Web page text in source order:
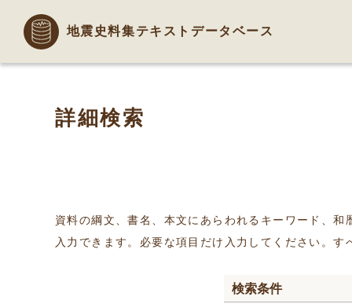
地震史料集テキストデータベース
詳細検索
資料の綱文、書名、本文にあらわれるキーワード、
入力できます。必要な項目だけ入力してください。
検索条件